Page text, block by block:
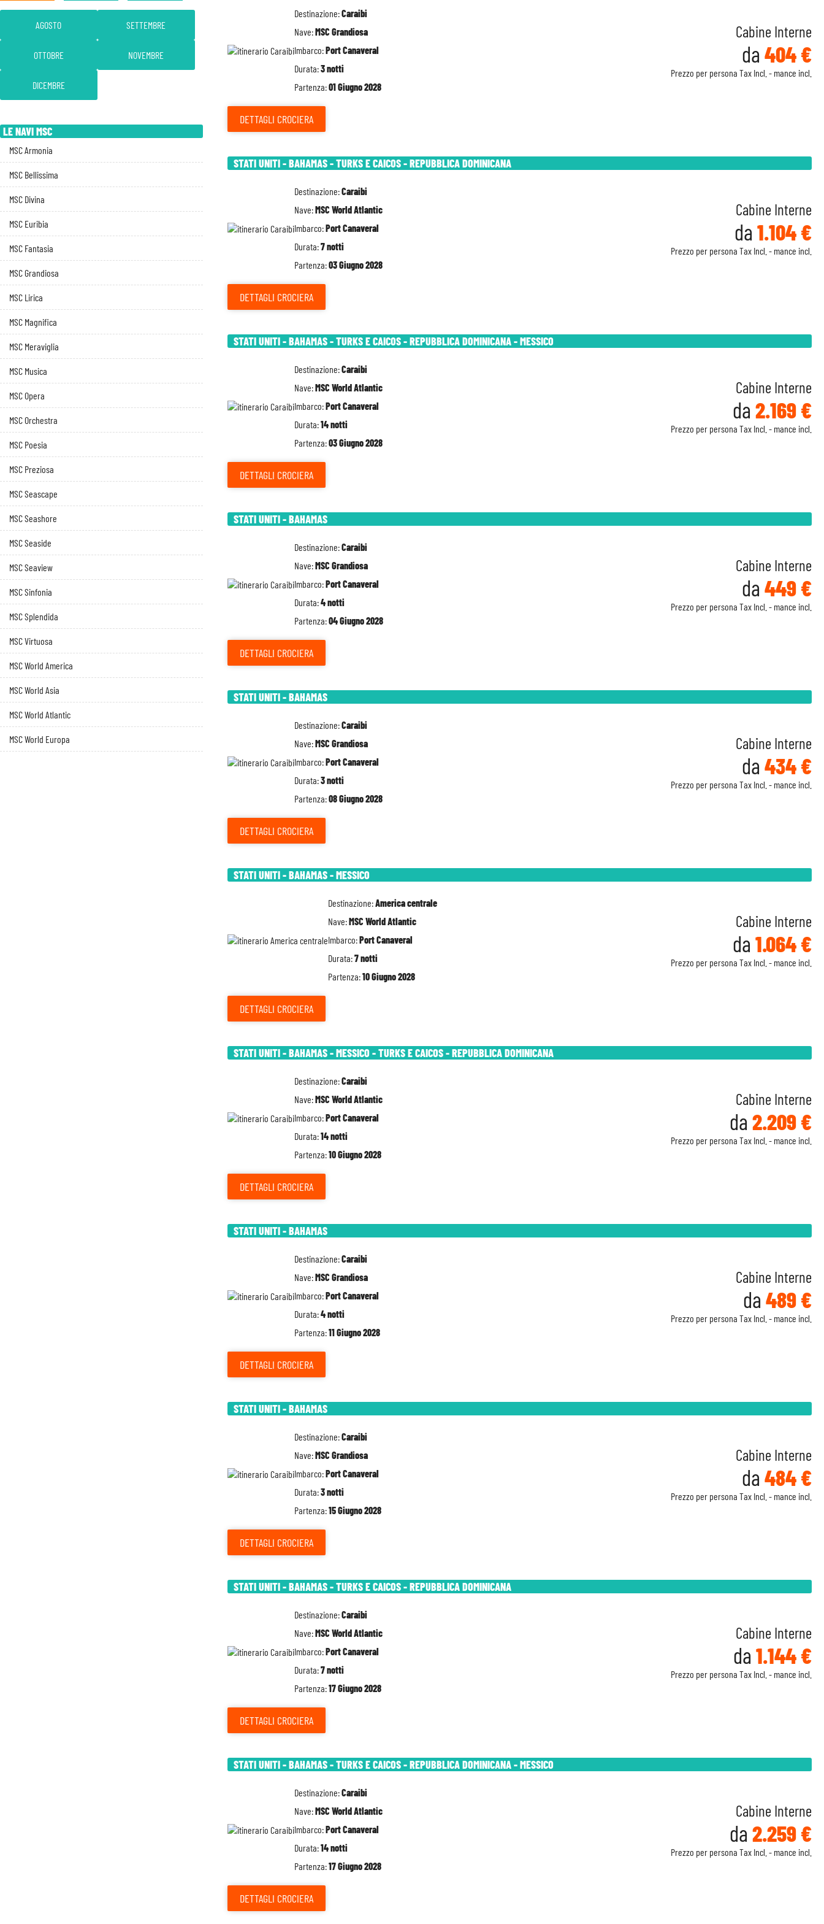
Destinazione:Caraibi
Nave:MSC Grandiosa
Imbarco:Port Canaveral
Durata:3 notti
Partenza:01 Giugno 2028
Cabine Interne
da 404 €
Prezzo per persona Tax Incl. - mance incl.
DETTAGLI CROCIERA
STATI UNITI - BAHAMAS - TURKS E CAICOS - REPUBBLICA DOMINICANA
Destinazione:Caraibi
Nave:MSC World Atlantic
Imbarco:Port Canaveral
Durata:7 notti
Partenza:03 Giugno 2028
Cabine Interne
da 1.104 €
Prezzo per persona Tax Incl. - mance incl.
DETTAGLI CROCIERA
STATI UNITI - BAHAMAS - TURKS E CAICOS - REPUBBLICA DOMINICANA - MESSICO
Destinazione:Caraibi
Nave:MSC World Atlantic
Imbarco:Port Canaveral
Durata:14 notti
Partenza:03 Giugno 2028
Cabine Interne
da 2.169 €
Prezzo per persona Tax Incl. - mance incl.
DETTAGLI CROCIERA
STATI UNITI - BAHAMAS
Destinazione:Caraibi
Nave:MSC Grandiosa
Imbarco:Port Canaveral
Durata:4 notti
Partenza:04 Giugno 2028
Cabine Interne
da 449 €
Prezzo per persona Tax Incl. - mance incl.
DETTAGLI CROCIERA
STATI UNITI - BAHAMAS
Destinazione:Caraibi
Nave:MSC Grandiosa
Imbarco:Port Canaveral
Durata:3 notti
Partenza:08 Giugno 2028
Cabine Interne
da 434 €
Prezzo per persona Tax Incl. - mance incl.
DETTAGLI CROCIERA
STATI UNITI - BAHAMAS - MESSICO
Destinazione:America centrale
Nave:MSC World Atlantic
Imbarco:Port Canaveral
Durata:7 notti
Partenza:10 Giugno 2028
Cabine Interne
da 1.064 €
Prezzo per persona Tax Incl. - mance incl.
DETTAGLI CROCIERA
STATI UNITI - BAHAMAS - MESSICO - TURKS E CAICOS - REPUBBLICA DOMINICANA
Destinazione:Caraibi
Nave:MSC World Atlantic
Imbarco:Port Canaveral
Durata:14 notti
Partenza:10 Giugno 2028
Cabine Interne
da 2.209 €
Prezzo per persona Tax Incl. - mance incl.
DETTAGLI CROCIERA
STATI UNITI - BAHAMAS
Destinazione:Caraibi
Nave:MSC Grandiosa
Imbarco:Port Canaveral
Durata:4 notti
Partenza:11 Giugno 2028
Cabine Interne
da 489 €
Prezzo per persona Tax Incl. - mance incl.
DETTAGLI CROCIERA
STATI UNITI - BAHAMAS
Destinazione:Caraibi
Nave:MSC Grandiosa
Imbarco:Port Canaveral
Durata:3 notti
Partenza:15 Giugno 2028
Cabine Interne
da 484 €
Prezzo per persona Tax Incl. - mance incl.
DETTAGLI CROCIERA
STATI UNITI - BAHAMAS - TURKS E CAICOS - REPUBBLICA DOMINICANA
Destinazione:Caraibi
Nave:MSC World Atlantic
Imbarco:Port Canaveral
Durata:7 notti
Partenza:17 Giugno 2028
Cabine Interne
da 1.144 €
Prezzo per persona Tax Incl. - mance incl.
DETTAGLI CROCIERA
STATI UNITI - BAHAMAS - TURKS E CAICOS - REPUBBLICA DOMINICANA - MESSICO
Destinazione:Caraibi
Nave:MSC World Atlantic
Imbarco:Port Canaveral
Durata:14 notti
Partenza:17 Giugno 2028
Cabine Interne
da 2.259 €
Prezzo per persona Tax Incl. - mance incl.
DETTAGLI CROCIERA
AGOSTO SETTEMBRE
OTTOBRE NOVEMBRE
DICEMBRE
LE NAVI MSC
MSC Armonia
MSC Bellissima
MSC Divina
MSC Euribia
MSC Fantasia
MSC Grandiosa
MSC Lirica
MSC Magnifica
MSC Meraviglia
MSC Musica
MSC Opera
MSC Orchestra
MSC Poesia
MSC Preziosa
MSC Seascape
MSC Seashore
MSC Seaside
MSC Seaview
MSC Sinfonia
MSC Splendida
MSC Virtuosa
MSC World America
MSC World Asia
MSC World Atlantic
MSC World Europa